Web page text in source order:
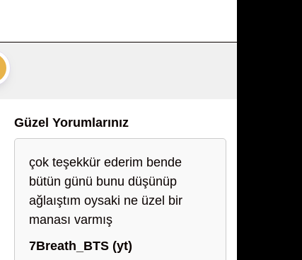
Güzel Yorumlarınız
çok teşekkür ederim bende
bütün günü bunu düşünüp
ağlaıştım oysaki ne üzel bir
manası varmış
7Breath_BTS (yt)